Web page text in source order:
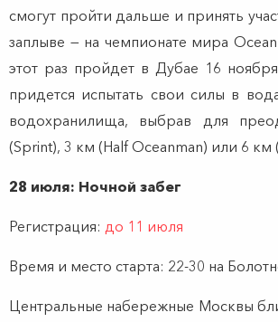
смогут пройти дальше и принять
заплыве — на чемпионате мира
этот раз пройдет в Дубае 16
придется испытать свои силы в
водохранилища, выбрав для
(Sprint), 3 км (Half Oceanman) или 6 км
28 июля: Ночной забег
Регистрация: до 11 июля
Время и место старта: 22-30 на
Центральные набережные Москвы